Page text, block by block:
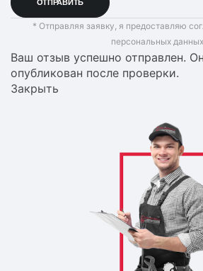
* Отправляя заявку, я предоставляю
персональных
Ваш отзыв успешно отправлен.
опубликован после проверки.
Закрыть